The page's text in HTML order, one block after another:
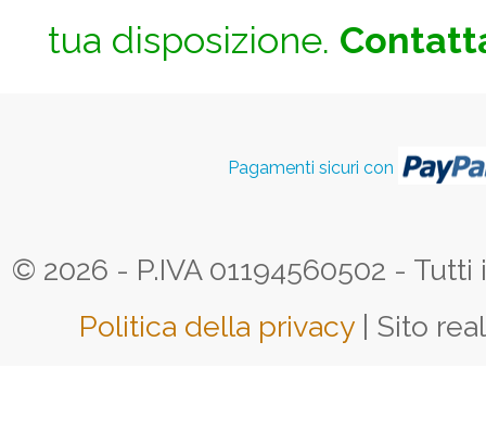
tua disposizione.
Pagamenti sicuri con
© 2026 - P.IVA 01194560502 -
Politica della privacy | Sito